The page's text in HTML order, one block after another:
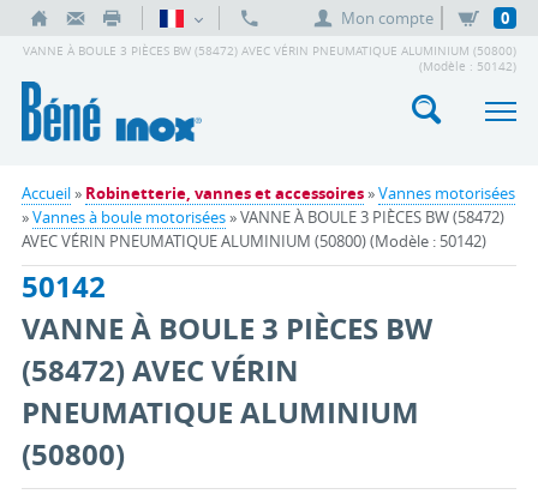
Mon compte 0
VANNE À BOULE 3 PIÈCES BW (58472) AVEC VÉRIN PNEUMATIQUE ALUMINIUM (50800)
(Modèle : 50142)
Accueil» Robinetterie, vannes et accessoires»Vannes motorisées
»Vannes à boule motorisées» VANNE À BOULE 3 PIÈCES BW (58472)
AVEC VÉRIN PNEUMATIQUE ALUMINIUM (50800) (Modèle : 50142)
50142
VANNE À BOULE 3 PIÈCES BW
(58472) AVEC VÉRIN
PNEUMATIQUE ALUMINIUM
(50800)